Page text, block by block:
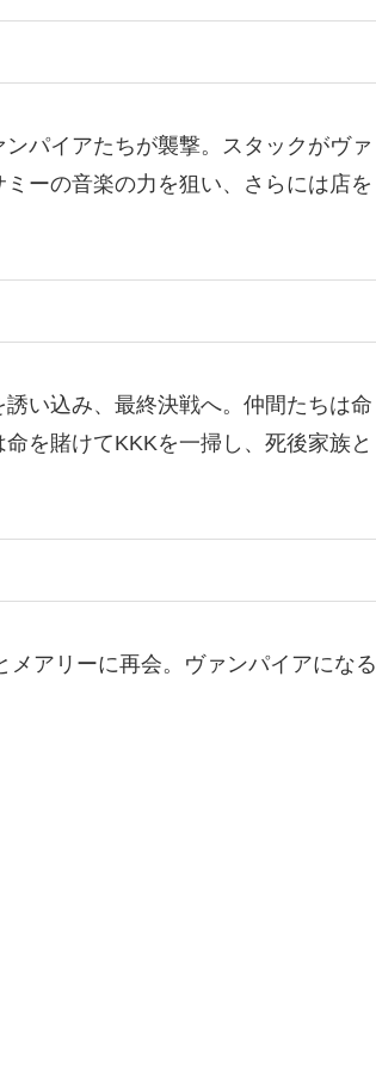
パイアたちが襲撃。スタックがヴァ
ーの音楽の力を狙い、さらには店を
い込み、最終決戦へ。仲間たちは命
を賭けてKKKを一掃し、死後家族と
アリーに再会。ヴァンパイアになる